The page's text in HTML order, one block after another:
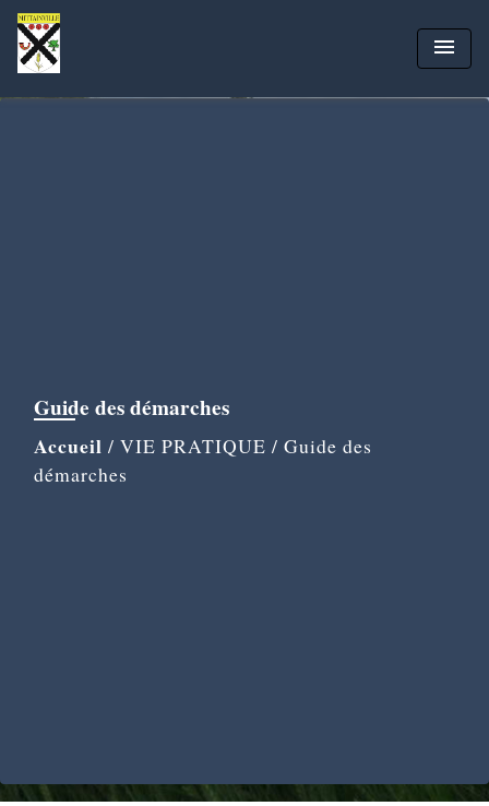
menu
Guide des démarches
Accueil / VIE PRATIQUE / Guide des
démarches